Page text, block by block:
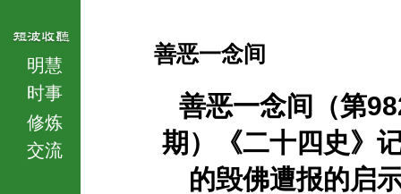
明慧
时事
修炼
交流
善恶一念间
善恶一念间（第
期）《二十四史》
的毁佛遭报的启